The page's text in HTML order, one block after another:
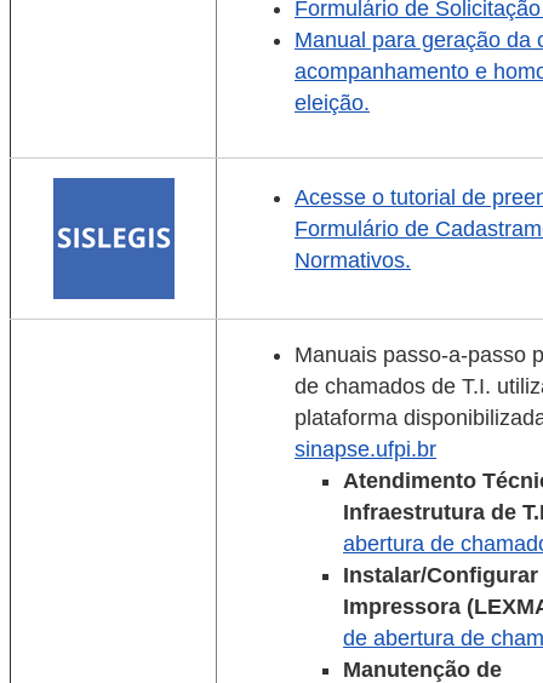
Formulário de
Manual para geração da
acompanhamento e
eleição.
Acesse o tutorial de
Formulário de
Normativos.
Manuais passo-a-passo
de chamados de T.I.
plataforma
sinapse.ufpi.br
Atendimento
Infraestrutura de
abertura de
Instalar/Configurar
Impressora
de abertura de
Manutenção de